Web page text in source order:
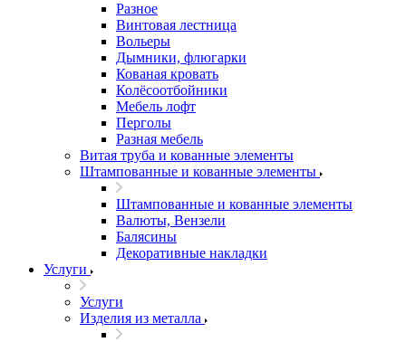
Разное
Винтовая лестница
Вольеры
Дымники, флюгарки
Кованая кровать
Колёсоотбойники
Мебель лофт
Перголы
Разная мебель
Витая труба и кованные элементы
Штампованные и кованные элементы
Штампованные и кованные элементы
Валюты, Вензели
Балясины
Декоративные накладки
Услуги
Услуги
Изделия из металла